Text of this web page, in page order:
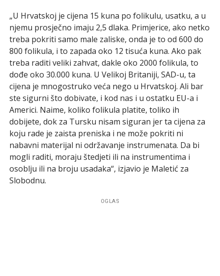
„U Hrvatskoj je cijena 15 kuna po folikulu, usatku, a u
njemu prosječno imaju 2,5 dlaka. Primjerice, ako netko
treba pokriti samo male zaliske, onda je to od 600 do
800 folikula, i to zapada oko 12 tisuća kuna. Ako pak
treba raditi veliki zahvat, dakle oko 2000 folikula, to
dođe oko 30.000 kuna. U Velikoj Britaniji, SAD-u, ta
cijena je mnogostruko veća nego u Hrvatskoj. Ali bar
ste sigurni što dobivate, i kod nas i u ostatku EU-a i
Americi. Naime, koliko folikula platite, toliko ih
dobijete, dok za Tursku nisam siguran jer ta cijena za
koju rade je zaista preniska i ne može pokriti ni
nabavni materijal ni održavanje instrumenata. Da bi
mogli raditi, moraju štedjeti ili na instrumentima i
osoblju ili na broju usadaka“, izjavio je Maletić za
Slobodnu.
OGLAS